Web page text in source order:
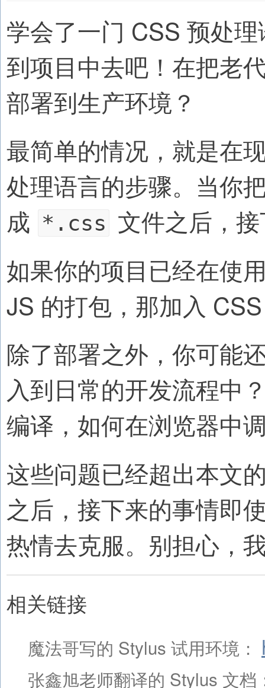
学会了一门 CSS 预处
到项目中去吧！在把老
部署到生产环境？
最简单的情况，就是在
处理语言的步骤。当你
成 *.css 文件之后，
如果你的项目已经在使
JS 的打包，那加入
除了部署之外，你可能
入到日常的开发流程中
编译，如何在浏览器中
这些问题已经超出本文
之后，接下来的事情即
热情去克服。别担心，
相关链接
魔法哥写的 Stylus 试用环境：
张鑫旭老师翻译的 Stylus 文